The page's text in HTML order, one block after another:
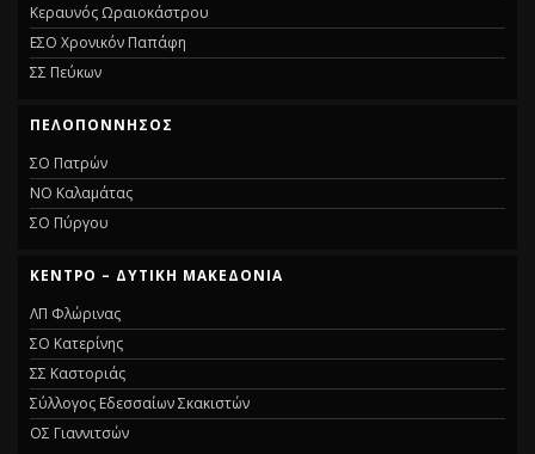
Κεραυνός Ωραιοκάστρου
ΕΣΟ Χρονικόν Παπάφη
ΣΣ Πεύκων
ΠΕΛΟΠΟΝΝΗΣΟΣ
ΣΟ Πατρών
ΝΟ Καλαμάτας
ΣΟ Πύργου
ΚΕΝΤΡΟ – ΔΥΤΙΚΗ ΜΑΚΕΔΟΝΙΑ
ΛΠ Φλώρινας
ΣΟ Κατερίνης
ΣΣ Καστοριάς
Σύλλογος Εδεσσαίων Σκακιστών
ΟΣ Γιαννιτσών